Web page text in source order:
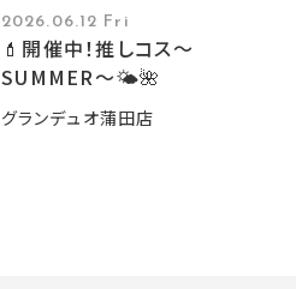
2026.06.12 Fri
💄開催中！推しコス〜
SUMMER〜🌤️🌺
グランデュオ蒲田店